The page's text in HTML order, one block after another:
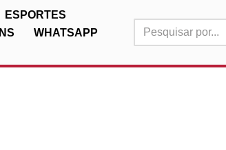
ESPORTES
WHATSAPP